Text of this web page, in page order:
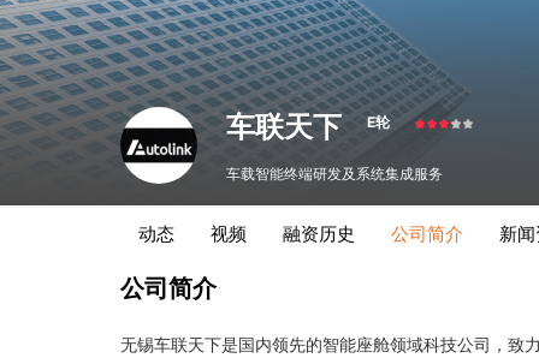
车联天下 E轮
车载智能终端研发及系统集成服务
动态 视频 融资历史 公司简介 新
公司简介
无锡车联天下是国内领先的智能座舱领域科技公司，致